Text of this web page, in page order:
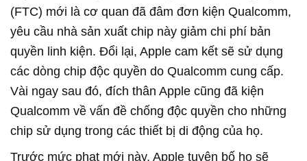
(FTC) mới là cơ quan đã đâm đơn kiện Qualcomm,
yêu cầu nhà sản xuất chip này giảm chi phí bản
quyền linh kiện. Đổi lại, Apple cam kết sẽ sử dụng
các dòng chip độc quyền do Qualcomm cung cấp.
Vài ngay sau đó, đích thân Apple cũng đã kiện
Qualcomm về vấn đề chống độc quyền cho những
chip sử dụng trong các thiết bị di động của họ.
Trước mức phạt mới này, Apple tuyên bố họ sẽ